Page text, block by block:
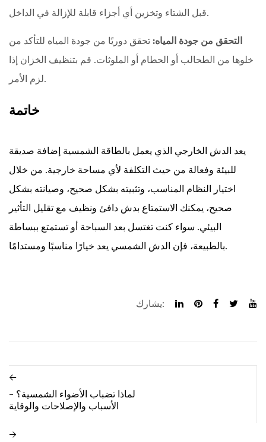
قبل الشتاء وتخزين أي أجزاء قابلة للإزالة في الداخل.
التحقق من جودة المياه: تحقق دوريًا من جودة المياه للتأكد من
خلوها من الطحالب أو الحطام أو الملوثات. قم بتنظيف الخزان إذا
لزم الأمر.
خاتمة
يعد الدش الخارجي الذي يعمل بالطاقة الشمسية إضافة صديقة
للبيئة وفعالة من حيث التكلفة لأي مساحة خارجية. من خلال
اختيار النظام المناسب، وتثبيته بشكل صحيح، وصيانته بشكل
صحيح، يمكنك الاستمتاع بدش دافئ ونظيف مع تقليل التأثير
البيئي. سواء كنت تغتسل بعد السباحة أو تستمتع ببساطة
بالطبيعة، فإن الدش الشمسي يعد خيارًا مناسبًا ومستدامًا.
يشارك:
←
لماذا تضباب الأضواء الشمسية؟ -
الأسباب والإصلاحات والوقاية
→